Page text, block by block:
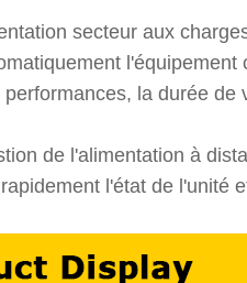
secteur aux
performances, la durée
de l'alimentation à
l'état de l'unité